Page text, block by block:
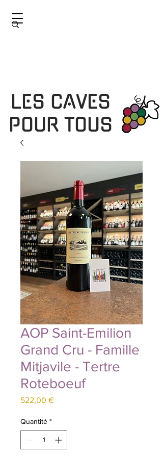
LES CAVES
POUR TOUS
AOP Saint-Emilion
Grand Cru - Famille
Mitjavile - Tertre
Roteboeuf
522,00 €Prix
Quantité *